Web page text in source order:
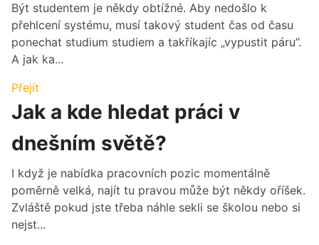
Být studentem je někdy obtížné. Aby nedošlo k
přehlcení systému, musí takový student čas od času
ponechat studium studiem a takříkajíc „vypustit páru”.
A jak ka...
Přejít
Jak a kde hledat práci v
dnešním světě?
I když je nabídka pracovních pozic momentálně
poměrně velká, najít tu pravou může být někdy oříšek.
Zvláště pokud jste třeba náhle sekli se školou nebo si
nejst...